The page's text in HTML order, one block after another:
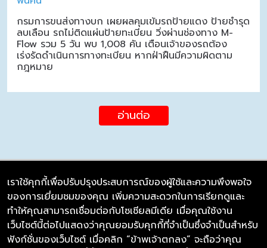
กรมการขนส่งทางบก เผยผลคุมเข้มรถป้ายแดง ป้ายชำรุด
ลบเลือน รถไม่ติดแผ่นป้ายทะเบียน วิ่งผ่านช่องทาง M-
Flow รวม 5 วัน พบ 1,008 คัน เตือนเจ้าของรถต้อง
เร่งรัดดำเนินการทางทะเบียน หากฝ่าฝืนมีความผิดตาม
กฎหมาย
อ่านต่อ
บริษัท ซิมลิงค์ จำกัด
98/226 Bangrakyai-Baanmai Road,
Bangyai, Nonthaburi 11140
เราใช้คุกกี้เพื่อปรับปรุงประสบการณ์ของผู้ใช้และความพึงพอใจ
ของการเยี่ยมชมของคุณ เพิ่มความสะดวกในการเรียกดูและ
ทำให้คุณสามารถเชื่อมต่อกับโซเชียลมีเดีย เมื่อคุณใช้งาน
เว็บไซต์นี้ต่อไปแสดงว่าคุณยอมรับคุกกี้ที่จำเป็นซึ่งจำเป็นสำหรับ
ฟังก์ชั่นของเว็บไซต์ เมื่อคลิก “ข้าพเจ้าตกลง” จะถือว่าคุณ